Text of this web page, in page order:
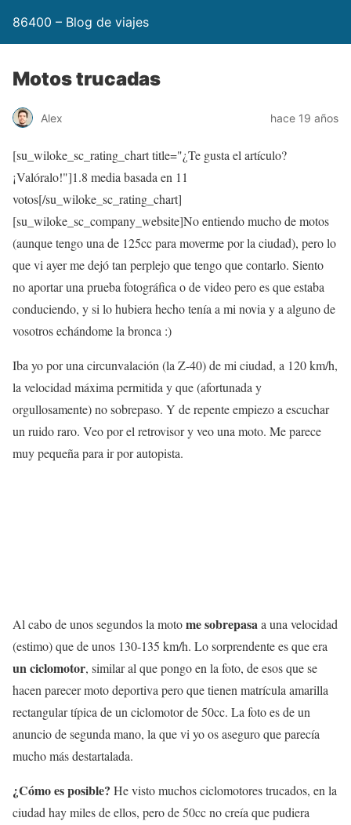
86400 – Blog de viajes
Motos trucadas
Alex hace 19 años
[su_wiloke_sc_rating_chart title="¿Te gusta el artículo?
¡Valóralo!"]1.8 media basada en 11
votos[/su_wiloke_sc_rating_chart]
[su_wiloke_sc_company_website]No entiendo mucho de motos
(aunque tengo una de 125cc para moverme por la ciudad), pero lo
que vi ayer me dejó tan perplejo que tengo que contarlo. Siento
no aportar una prueba fotográfica o de video pero es que estaba
conduciendo, y si lo hubiera hecho tenía a mi novia y a alguno de
vosotros echándome la bronca :)
Iba yo por una circunvalación (la Z-40) de mi ciudad, a 120 km/h,
la velocidad máxima permitida y que (afortunada y
orgullosamente) no sobrepaso. Y de repente empiezo a escuchar
un ruido raro. Veo por el retrovisor y veo una moto. Me parece
muy pequeña para ir por autopista.
Al cabo de unos segundos la motome sobrepasaa una velocidad
(estimo) que de unos 130-135 km/h. Lo sorprendente es que era
un ciclomotor, similar al que pongo en la foto, de esos que se
hacen parecer moto deportiva pero que tienen matrícula amarilla
rectangular típica de un ciclomotor de 50cc. La foto es de un
anuncio de segunda mano, la que vi yo os aseguro que parecía
mucho más destartalada.
¿Cómo es posible? He visto muchos ciclomotores trucados, en la
ciudad hay miles de ellos, pero de 50cc no creía que pudiera